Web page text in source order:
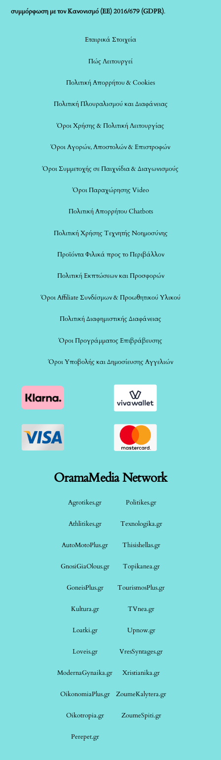
συμμόρφωση με τον Κανονισμό (ΕΕ) 2016/679 (GDPR).
Εταιρικά Στοιχεία
Πώς Λειτουργεί
Πολιτική Απορρήτου & Cookies
Πολιτική Πλουραλισμού και Διαφάνειας
Όροι Χρήσης & Πολιτική Λειτουργίας
Όροι Αγορών, Αποστολών & Επιστροφών
Όροι Συμμετοχής σε Παιχνίδια & Διαγωνισμούς
Όροι Παραχώρησης Video
Πολιτική Απορρήτου Chatbots
Πολιτική Χρήσης Τεχνητής Νοημοσύνης
Προϊόντα Φιλικά προς το Περιβάλλον
Πολιτική Εκπτώσεων και Προσφορών
Όροι Affiliate Συνδέσμων & Προωθητικού Υλικού
Πολιτική Διαφημιστικής Διαφάνειας
Όροι Προγράμματος Επιβράβευσης
Όροι Υποβολής και Δημοσίευσης Αγγελιών
OramaMedia Network
Agrotikes.gr Politikes.gr
Athlitikes.gr Texnologika.gr
AutoMotoPlus.gr Thisishellas.gr
GnosiGiaOlous.gr Topikanea.gr
GoneisPlus.gr TourismosPlus.gr
Kultura.gr TVnea.gr
Loatki.gr Upnow.gr
Loveis.gr VresSyntages.gr
ModernaGynaika.gr Xristianika.gr
OikonomiaPlus.gr ZoumeKalytera.gr
Oikotropia.gr ZoumeSpiti.gr
Perepet.gr